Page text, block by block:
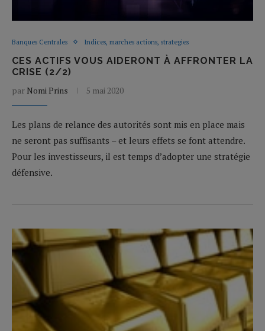
Banques Centrales Indices, marches actions, strategies
CES ACTIFS VOUS AIDERONT À AFFRONTER LA
CRISE (2/2)
par Nomi Prins 5 mai 2020
Les plans de relance des autorités sont mis en place mais
ne seront pas suffisants – et leurs effets se font attendre.
Pour les investisseurs, il est temps d’adopter une stratégie
défensive.